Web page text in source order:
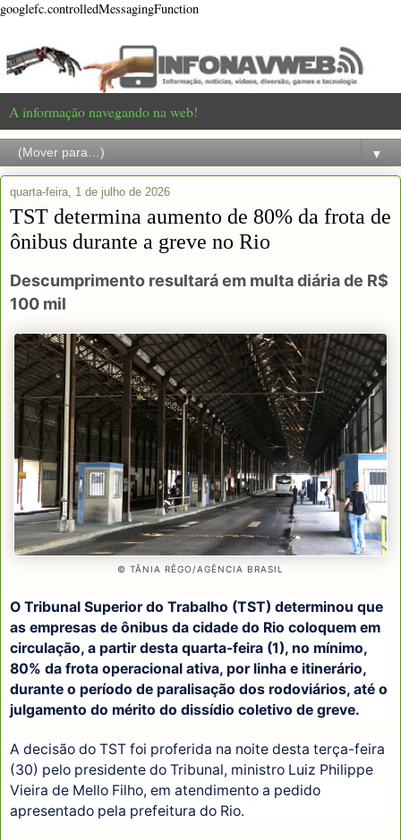
googlefc.controlledMessagingFunction
A informação navegando na web!
▼
quarta-feira, 1 de julho de 2026
TST determina aumento de 80% da frota de
ônibus durante a greve no Rio
Descumprimento resultará em multa diária de R$
100 mil
© TÂNIA RÊGO/AGÊNCIA BRASIL
O Tribunal Superior do Trabalho (TST) determinou que
as empresas de ônibus da cidade do Rio coloquem em
circulação, a partir desta quarta-feira (1), no mínimo,
80% da frota operacional ativa, por linha e itinerário,
durante o período de paralisação dos rodoviários, até o
julgamento do mérito do dissídio coletivo de greve.
A decisão do TST foi proferida na noite desta terça-feira
(30) pelo presidente do Tribunal, ministro Luiz Philippe
Vieira de Mello Filho, em atendimento a pedido
apresentado pela prefeitura do Rio.